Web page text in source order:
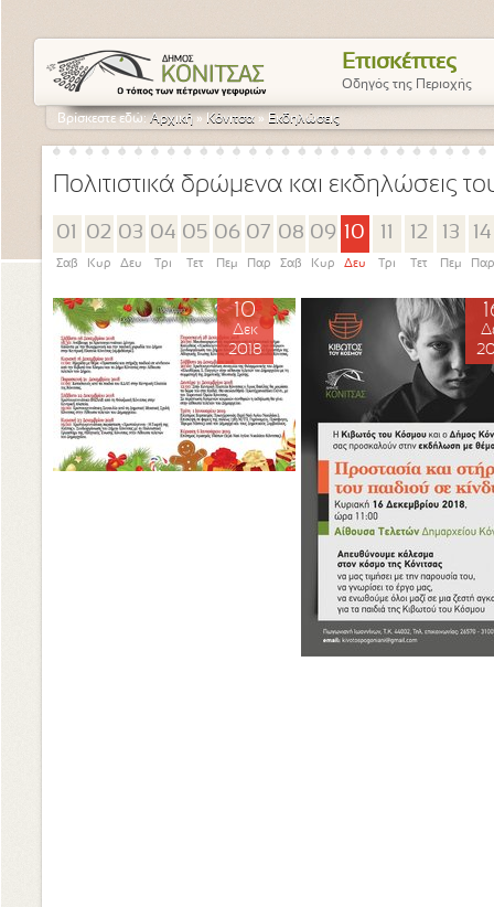
Επισκέπτες
Οδηγός της Περιοχής
Βρίσκεστε εδώ:Αρχική » Κόνιτσα » Εκδηλώσεις
Πολιτιστικά δρώμενα και εκδηλώσεις
01
Σαβ
02
Κυρ
03
Δευ
04
Τρι
05
Τετ
06
Πεμ
07
Παρ
08
Σαβ
09
Κυρ
10
Δευ Τρι
12
Τετ
13
Πεμ
14
Παρ
10
Δεκ
2018